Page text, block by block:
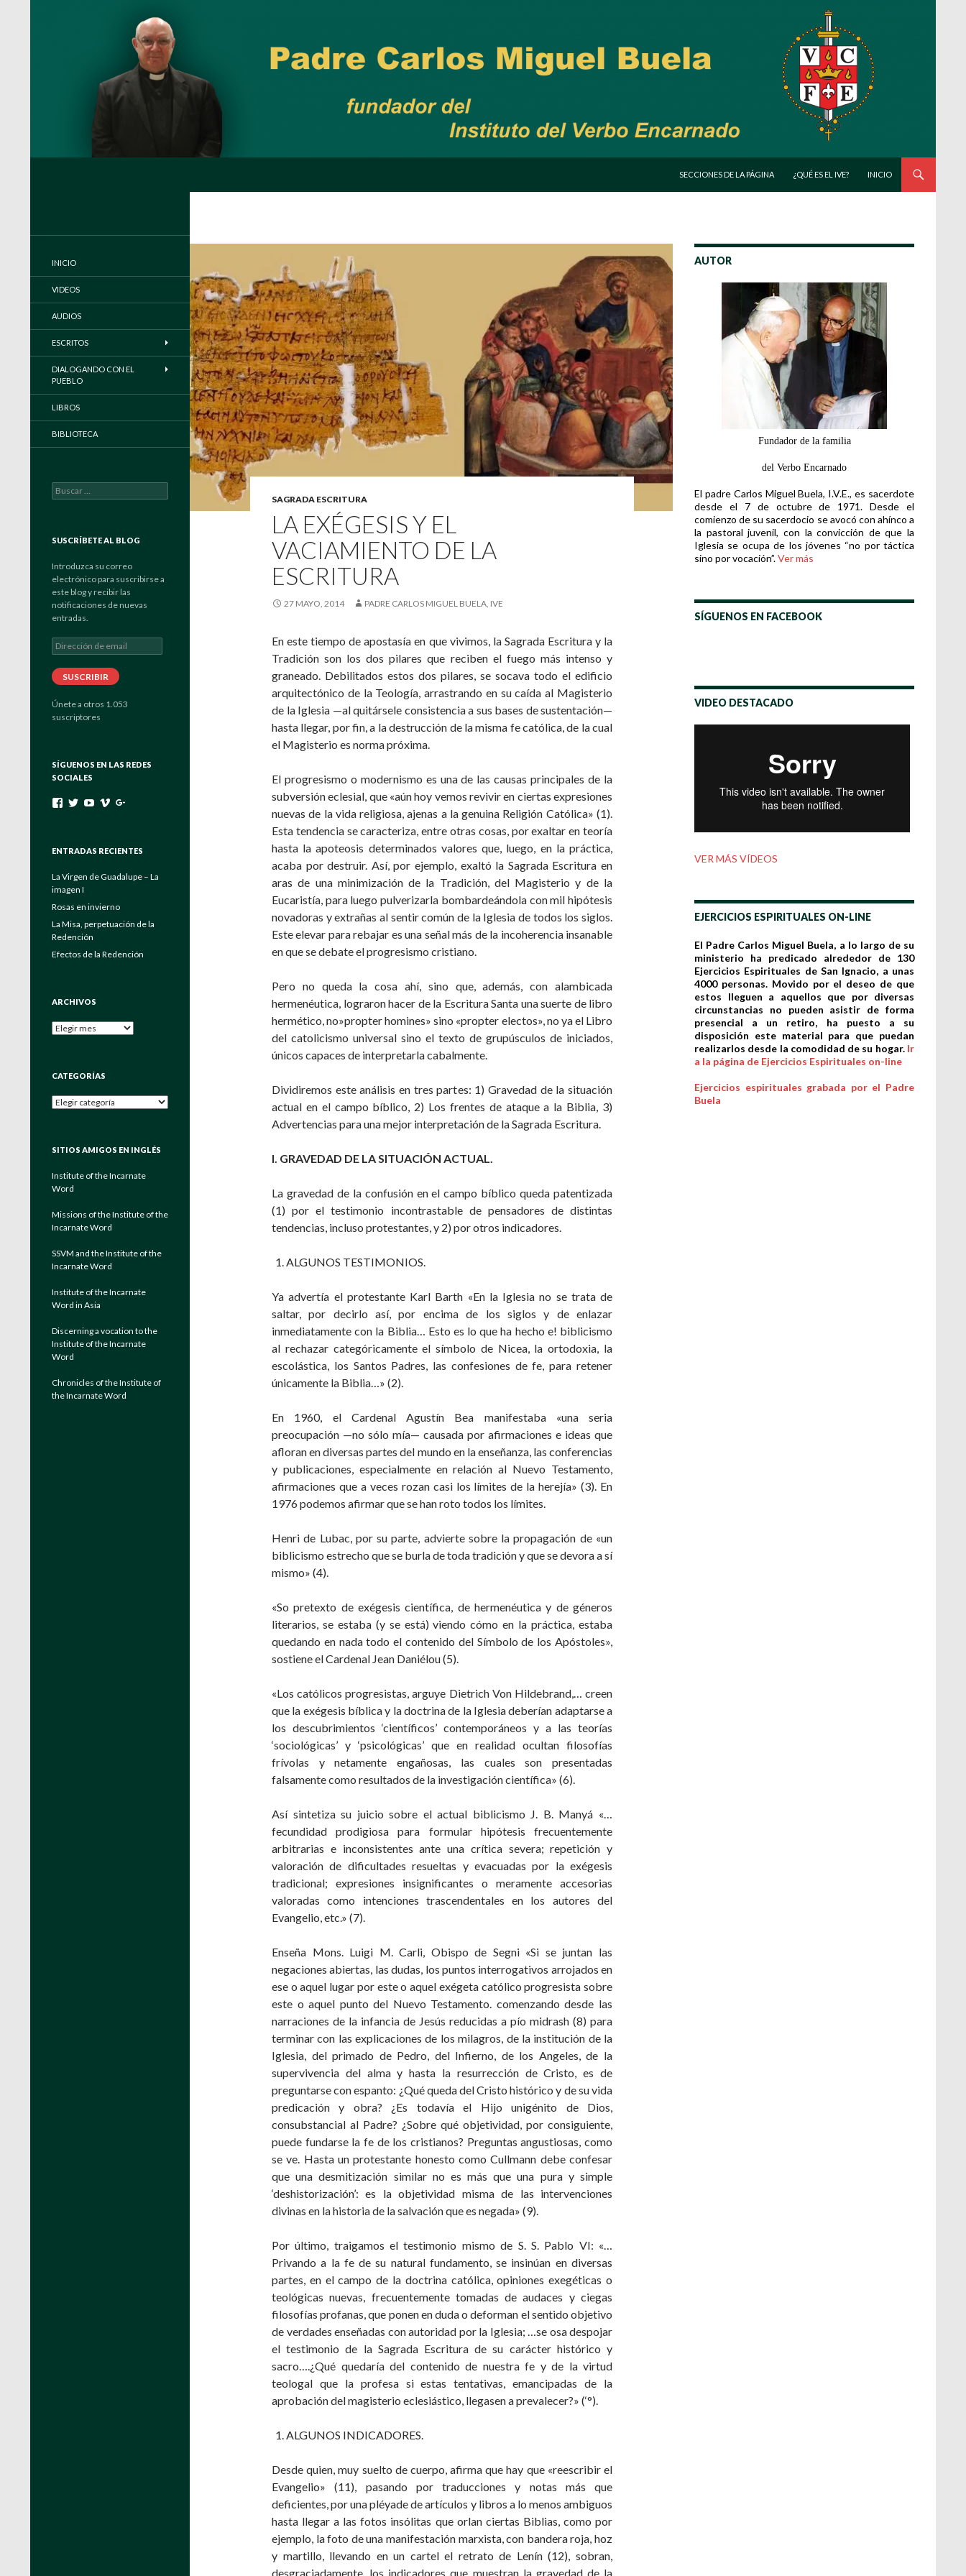
SECCIONES DE LA PÁGINA
¿QUÉ ES EL IVE? INICIO
SAGRADA ESCRITURA
LA EXÉGESIS Y EL
VACIAMIENTO DE LA
ESCRITURA
27 MAYO, 2014 PADRE CARLOS MIGUEL BUELA, IVE
En este tiempo de apostasía en que vivimos, la Sagrada Escritura y la
Tradición son los dos pilares que reciben el fuego más intenso y
graneado. Debilitados estos dos pilares, se socava todo el edificio
arquitectónico de la Teología, arrastrando en su caída al Magisterio
de la Iglesia —al quitársele consistencia a sus bases de sustentación—
hasta llegar, por fin, a la destrucción de la misma fe católica, de la cual
el Magisterio es norma próxima.
El progresismo o modernismo es una de las causas principales de la
subversión eclesial, que «aún hoy vemos revivir en ciertas expresiones
nuevas de la vida religiosa, ajenas a la genuina Religión Católica» (1).
Esta tendencia se caracteriza, entre otras cosas, por exaltar en teoría
hasta la apoteosis determinados valores que, luego, en la práctica,
acaba por destruir. Así, por ejemplo, exaltó la Sagrada Escritura en
aras de una minimización de la Tradición, del Magisterio y de la
Eucaristía, para luego pulverizarla bombardeándola con mil hipótesis
novadoras y extrañas al sentir común de la Iglesia de todos los siglos.
Este elevar para rebajar es una señal más de la incoherencia insanable
en que se debate el progresismo cristiano.
Pero no queda la cosa ahí, sino que, además, con alambicada
hermenéutica, lograron hacer de la Escritura Santa una suerte de libro
hermético, no»propter homines» sino «propter electos», no ya el Libro
del catolicismo universal sino el texto de grupúsculos de iniciados,
únicos capaces de interpretarla cabalmente.
Dividiremos este análisis en tres partes: 1) Gravedad de la situación
actual en el campo bíblico, 2) Los frentes de ataque a la Biblia, 3)
Advertencias para una mejor interpretación de la Sagrada Escritura.
I. GRAVEDAD DE LA SITUACIÓN ACTUAL.
La gravedad de la confusión en el campo bíblico queda patentizada
(1) por el testimonio incontrastable de pensadores de distintas
tendencias, incluso protestantes, y 2) por otros indicadores.
ALGUNOS TESTIMONIOS.
Ya advertía el protestante Karl Barth «En la Iglesia no se trata de
saltar, por decirlo así, por encima de los siglos y de enlazar
inmediatamente con la Biblia… Esto es lo que ha hecho e! biblicismo
al rechazar categóricamente el símbolo de Nicea, la ortodoxia, la
escolástica, los Santos Padres, las confesiones de fe, para retener
únicamente la Biblia…» (2).
En 1960, el Cardenal Agustín Bea manifestaba «una seria
preocupación —no sólo mía— causada por afirmaciones e ideas que
afloran en diversas partes del mundo en la enseñanza, las conferencias
y publicaciones, especialmente en relación al Nuevo Testamento,
afirmaciones que a veces rozan casi los límites de la herejía» (3). En
1976 podemos afirmar que se han roto todos los límites.
Henri de Lubac, por su parte, advierte sobre la propagación de «un
biblicismo estrecho que se burla de toda tradición y que se devora a sí
mismo» (4).
«So pretexto de exégesis científica, de hermenéutica y de géneros
literarios, se estaba (y se está) viendo cómo en la práctica, estaba
quedando en nada todo el contenido del Símbolo de los Apóstoles»,
sostiene el Cardenal Jean Daniélou (5).
«Los católicos progresistas, arguye Dietrich Von Hildebrand,… creen
que la exégesis bíblica y la doctrina de la Iglesia deberían adaptarse a
los descubrimientos ‘científicos’ contemporáneos y a las teorías
‘sociológicas’ y ‘psicológicas’ que en realidad ocultan filosofías
frívolas y netamente engañosas, las cuales son presentadas
falsamente como resultados de la investigación científica» (6).
Así sintetiza su juicio sobre el actual biblicismo J. B. Manyá «…
fecundidad prodigiosa para formular hipótesis frecuentemente
arbitrarias e inconsistentes ante una crítica severa; repetición y
valoración de dificultades resueltas y evacuadas por la exégesis
tradicional; expresiones insignificantes o meramente accesorias
valoradas como intenciones trascendentales en los autores del
Evangelio, etc.» (7).
Enseña Mons. Luigi M. Carli, Obispo de Segni «Si se juntan las
negaciones abiertas, las dudas, los puntos interrogativos arrojados en
ese o aquel lugar por este o aquel exégeta católico progresista sobre
este o aquel punto del Nuevo Testamento. comenzando desde las
narraciones de la infancia de Jesús reducidas a pío midrash (8) para
terminar con las explicaciones de los milagros, de la institución de la
Iglesia, del primado de Pedro, del Infierno, de los Angeles, de la
supervivencia del alma y hasta la resurrección de Cristo, es de
preguntarse con espanto: ¿Qué queda del Cristo histórico y de su vida
predicación y obra? ¿Es todavía el Hijo unigénito de Dios,
consubstancial al Padre? ¿Sobre qué objetividad, por consiguiente,
puede fundarse la fe de los cristianos? Preguntas angustiosas, como
se ve. Hasta un protestante honesto como Cullmann debe confesar
que una desmitización similar no es más que una pura y simple
‘deshistorización’: es la objetividad misma de las intervenciones
divinas en la historia de la salvación que es negada» (9).
Por último, traigamos el testimonio mismo de S. S. Pablo VI: «…
Privando a la fe de su natural fundamento, se insinúan en diversas
partes, en el campo de la doctrina católica, opiniones exegéticas o
teológicas nuevas, frecuentemente tomadas de audaces y ciegas
filosofías profanas, que ponen en duda o deforman el sentido objetivo
de verdades enseñadas con autoridad por la Iglesia; …se osa despojar
el testimonio de la Sagrada Escritura de su carácter histórico y
sacro….¿Qué quedaría del contenido de nuestra fe y de la virtud
teologal que la profesa si estas tentativas, emancipadas de la
aprobación del magisterio eclesiástico, llegasen a prevalecer?» (‘°).
ALGUNOS INDICADORES.
Desde quien, muy suelto de cuerpo, afirma que hay que «reescribir el
Evangelio» (11), pasando por traducciones y notas más que
deficientes, por una pléyade de artículos y libros a lo menos ambiguos
hasta llegar a las fotos insólitas que orlan ciertas Biblias, como por
ejemplo, la foto de una manifestación marxista, con bandera roja, hoz
y martillo, llevando en un cartel el retrato de Lenín (12), sobran,
desgraciadamente, los indicadores que muestran la gravedad de la
AUTOR
Fundador de la familia
del Verbo Encarnado
El padre Carlos Miguel Buela, I.V.E., es sacerdote
desde el 7 de octubre de 1971. Desde el
comienzo de su sacerdocio se avocó con ahínco a
la pastoral juvenil, con la convicción de que la
Iglesia se ocupa de los jóvenes “no por táctica
sino por vocación”.Ver más
SÍGUENOS EN FACEBOOK
VIDEO DESTACADO
VER MÁS VÍDEOS
EJERCICIOS ESPIRITUALES ON-LINE
El Padre Carlos Miguel Buela, a lo largo de su
ministerio ha predicado alrededor de 130
Ejercicios Espirituales de San Ignacio, a unas
4000 personas. Movido por el deseo de que
estos lleguen a aquellos que por diversas
circunstancias no pueden asistir de forma
presencial a un retiro, ha puesto a su
disposición este material para que puedan
realizarlos desde la comodidad de su hogar. Ir
a la página de Ejercicios Espirituales on-line
Ejercicios espirituales grabada por el Padre
Buela
INICIO
VIDEOS
AUDIOS
ESCRITOS
DIALOGANDO CON EL
PUEBLO
LIBROS
BIBLIOTECA
Buscar:
SUSCRÍBETE AL BLOG
Introduzca su correo
electrónico para suscribirse a
este blog y recibir las
notificaciones de nuevas
entradas.
Dirección
de
email
SUSCRIBIR
Únete a otros 1.053
suscriptores
SÍGUENOS EN LAS REDES
SOCIALES
Ver
en
Ver
en
Ver
en
Ver
en en
ENTRADAS RECIENTES
La Virgen de Guadalupe – La
imagen I
Rosas en invierno
La Misa, perpetuación de la
Redención
Efectos de la Redención
ARCHIVOS
Archivos
CATEGORÍAS
Categorías
SITIOS AMIGOS EN INGLÉS
Institute of the Incarnate
Word
Missions of the Institute of the
Incarnate Word
SSVM and the Institute of the
Incarnate Word
Institute of the Incarnate
Word in Asia
Discerning a vocation to the
Institute of the Incarnate
Word
Chronicles of the Institute of
the Incarnate Word